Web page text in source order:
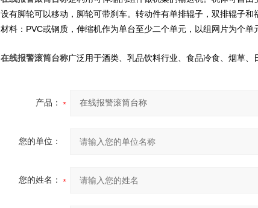
设有脚轮可以移动，脚轮可带刹车。转动件有单排辊子，双排辊子和
材料： PVC或钢质，伸缩机作为单台至少二个单元，以组网片为个单
在线报警滚筒台称广泛用于酒类、乳品饮料行业、食品冷食、烟草、
产品：
您的单位：
您的姓名：